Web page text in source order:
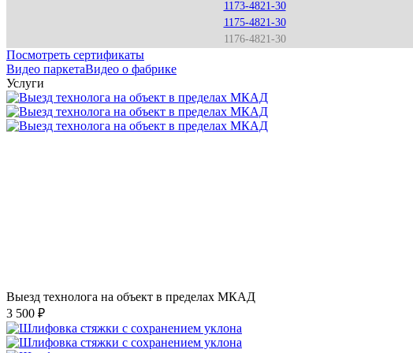
1173-4821-30
1175-4821-30
1176-4821-30
Посмотреть сертификаты
Видео паркетаВидео о фабрике
Услуги
Выезд технолога на объект в пределах МКАД
3 500 ₽